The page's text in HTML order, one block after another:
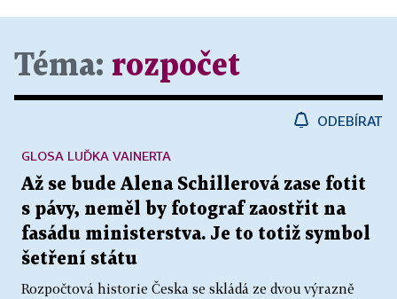
Téma: rozpočet
ODEBÍRAT
Až se bude Alena Schillerová zase fotit
s pávy, neměl by fotograf zaostřit na
fasádu ministerstva. Je to totiž symbol
šetření státu
Rozpočtová historie Česka se skládá ze dvou výrazně
GLOSA LUĎKA VAINERTA